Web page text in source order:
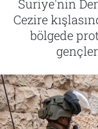
Suriye'nin
Cezire
bölgede
Tarih
İletişim
Künye